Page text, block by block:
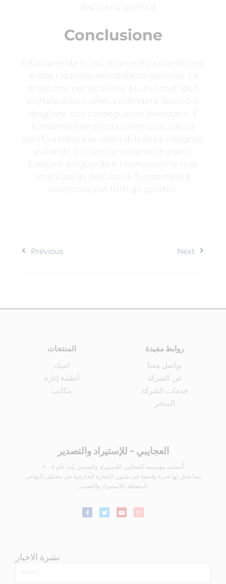
disciplina sportiva.
Conclusione
Il furosemide è uno strumento potente, ma
anche rischioso nel contesto sportivo. La
pressione per eccellere a tutti i costi può
portare alcuni atleti a prendere decisioni
sbagliate, con conseguenze devastanti. È
fondamentale promuovere una cultura
sportiva basata su valori di lealtà e integrità,
evitando il ricorso a sostanze dopanti.
Educarsi a riguardo e riconoscere le reali
implicazioni dell’uso di furosemide è
essenziale per tutti gli sportivi.
Previous Next
المنتجات
انتيك
أنظمة إنارة
مكاتب
روابط مفيدة
تواصل معنا
عن الشركة
خدمات الشركة
المتجر
العجايبي - للإستيراد والتصدير
أُنشئت مؤسسة العجايبى للاستيراد والتصدير مُنذ عام ٢٠٠٧
مما جعل لها خبرة واسعة فى شئون التجارة الخارجية فى مختلف النواحى
المتعلقة بالاستيراد والتصدير
نشرة الاخبار